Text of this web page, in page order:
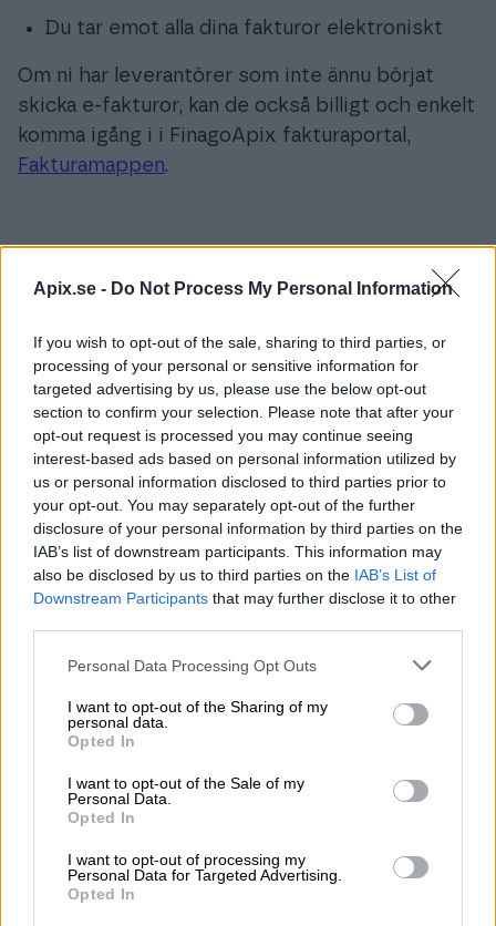
Apix.se - Do Not Process My Personal Information
If you wish to opt-out of the sale, sharing to third parties, or
processing of your personal or sensitive information for
targeted advertising by us, please use the below opt-out
section to confirm your selection. Please note that after your
opt-out request is processed you may continue seeing
interest-based ads based on personal information utilized by
us or personal information disclosed to third parties prior to
your opt-out. You may separately opt-out of the further
disclosure of your personal information by third parties on the
IAB’s list of downstream participants. This information may
also be disclosed by us to third parties on the IAB’s List of
Downstream Participants that may further disclose it to other
Please note that this website/app uses one or more Google
not limited to your visit or usage behaviour. You may click to
grant or deny consent to Google and its third-party tags to
use your data for below specified purposes in below Google
consent section.
Personal Data Processing Opt Outs
I want to opt-out of the Sharing of my
personal data.
Opted In
I want to opt-out of the Sale of my
Personal Data.
Opted In
I want to opt-out of processing my
Personal Data for Targeted Advertising.
Opted In
Du tar emot alla dina fakturor elektroniskt
Om ni har leverantörer som inte ännu börjat
skicka e-fakturor, kan de också billigt och enkelt
komma igång i i FinagoApix fakturaportal,
Fakturamappen.
Enkelt att komma igång
Vår standardiserade tjänst gör att ni kan sätta
igång och ta emot fakturor i stort sett på en
gång. Vi tar inga uppsättnings- eller
månadsavgifter, utan ni betalar bara för de
fakturor som ni tar emot.
Bilagor och bilder
Skickar leverantörerna bilder eller bilagor? Inga
problem, vi levererar även dem till er utan extra
eget system gör vi dem tillgängliga i vår portal,
Fakturamappen.se.
Full översyn
Alla Finago Apix kunder har tillgång till
Fakturamappen.se, där ni kan se alla fakturor ni